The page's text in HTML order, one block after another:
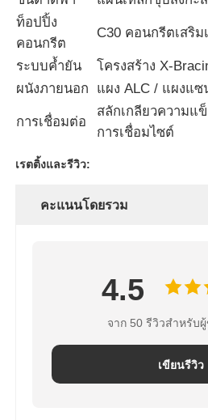
โกดังโครงสร้างเหล็ก
อาคารเหล็กพาณิชย์
โรงเก็บเครื่องบินโครงสร้างเหล็ก
โครงสร้างเหล็ก บ้านไก่
โครงสร้างเหล็ก ทาวเวอร์ถังน้ํา
ท็อปปิ้ง
คอนกรีต
C30 คอนกรีตเสริม
ระบบค้ำยัน
โครงสร้าง X-
ผนังภายนอก
แผง ALC / แผงแ
การเชื่อมต่อ
สลักเกลียวความแ
การเชื่อมไซต์
เรตติ้งและรีวิว:
คะแนนโดยรวม
4.5
จาก 50 รีวิวสำหรับ
เขียนรีวิว